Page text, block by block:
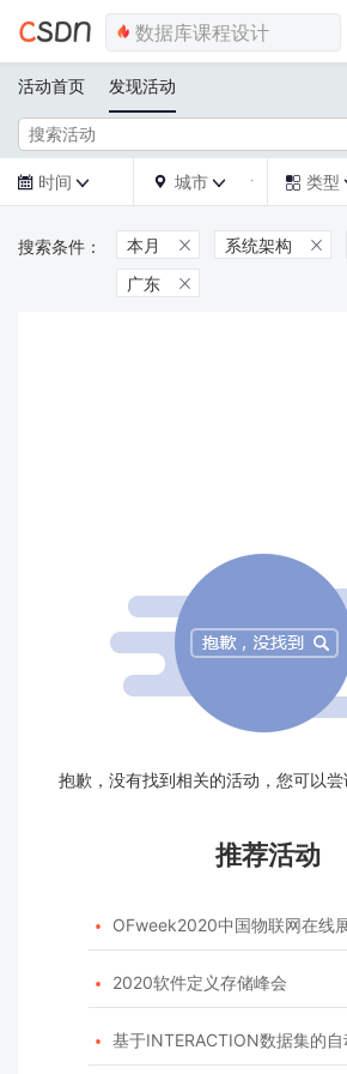
活动首页 发现活动
 时间   城市   类型
本月  系统架构 
广东 
抱歉，没有找到相关的活动，您可以
推荐活动
 OFweek2020中国物联网在线
 2020软件定义存储峰会
 基于INTERACTION数据集的自动驾驶